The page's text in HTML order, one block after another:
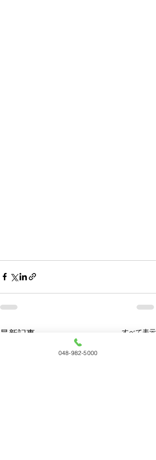
最新記事 すべて表示
048-982-5000